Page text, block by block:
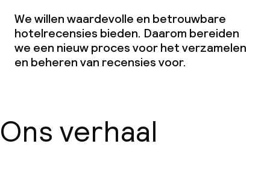
We willen waardevolle en betrouwbare
hotelrecensies bieden. Daarom bereiden
we een nieuw proces voor het verzamelen
en beheren van recensies voor.
Ons verhaal